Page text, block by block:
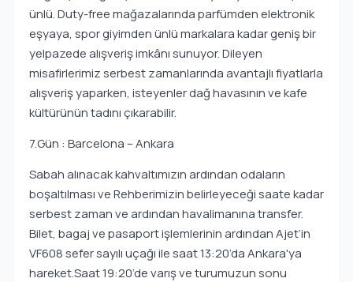
ünlü. Duty-free mağazalarında parfümden elektronik
eşyaya, spor giyimden ünlü markalara kadar geniş bir
yelpazede alışveriş imkânı sunuyor. Dileyen
misafirlerimiz serbest zamanlarında avantajlı fiyatlarla
alışveriş yaparken, isteyenler dağ havasının ve kafe
kültürünün tadını çıkarabilir.
7.Gün : Barcelona – Ankara
Sabah alınacak kahvaltımızın ardından odaların
boşaltılması ve Rehberimizin belirleyeceği saate kadar
serbest zaman ve ardından havalimanına transfer.
Bilet, bagaj ve pasaport işlemlerinin ardından Ajet’in
VF608 sefer sayılı uçağı ile saat 13:20’da Ankara'ya
hareket.Saat 19:20’de varış ve turumuzun sonu